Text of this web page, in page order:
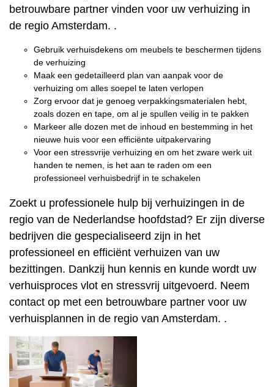
betrouwbare partner vinden voor uw verhuizing in
de regio Amsterdam. .
Gebruik verhuisdekens om meubels te beschermen tijdens
de verhuizing
Maak een gedetailleerd plan van aanpak voor de
verhuizing om alles soepel te laten verlopen
Zorg ervoor dat je genoeg verpakkingsmaterialen hebt,
zoals dozen en tape, om al je spullen veilig in te pakken
Markeer alle dozen met de inhoud en bestemming in het
nieuwe huis voor een efficiënte uitpakervaring
Voor een stressvrije verhuizing en om het zware werk uit
handen te nemen, is het aan te raden om een
professioneel verhuisbedrijf in te schakelen
Zoekt u professionele hulp bij verhuizingen in de
regio van de Nederlandse hoofdstad? Er zijn diverse
bedrijven die gespecialiseerd zijn in het
professioneel en efficiënt verhuizen van uw
bezittingen. Dankzij hun kennis en kunde wordt uw
verhuisproces vlot en stressvrij uitgevoerd. Neem
contact op met een betrouwbare partner voor uw
verhuisplannen in de regio van Amsterdam. .